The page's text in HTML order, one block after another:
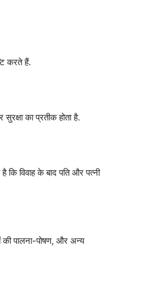
करते हैं.
का प्रतीक होता है.
विवाह के बाद पति और पत्नी
की पालना-पोषण, और अन्य